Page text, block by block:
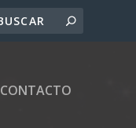
CONTACTO